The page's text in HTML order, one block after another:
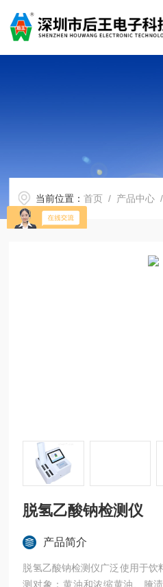
当前位置：首页 / 产品中心 /
脱氢乙酸钠检测仪
产品简介
脱氢乙酸钠检测仪广泛使用于饮
测对象：黄油和浓缩黄油、腌